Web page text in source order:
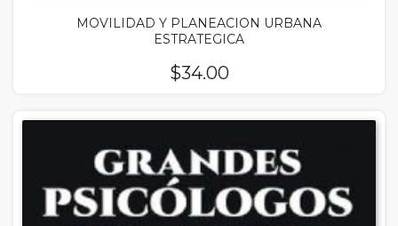
MOVILIDAD Y PLANEACION URBANA
ESTRATEGICA
$34.00